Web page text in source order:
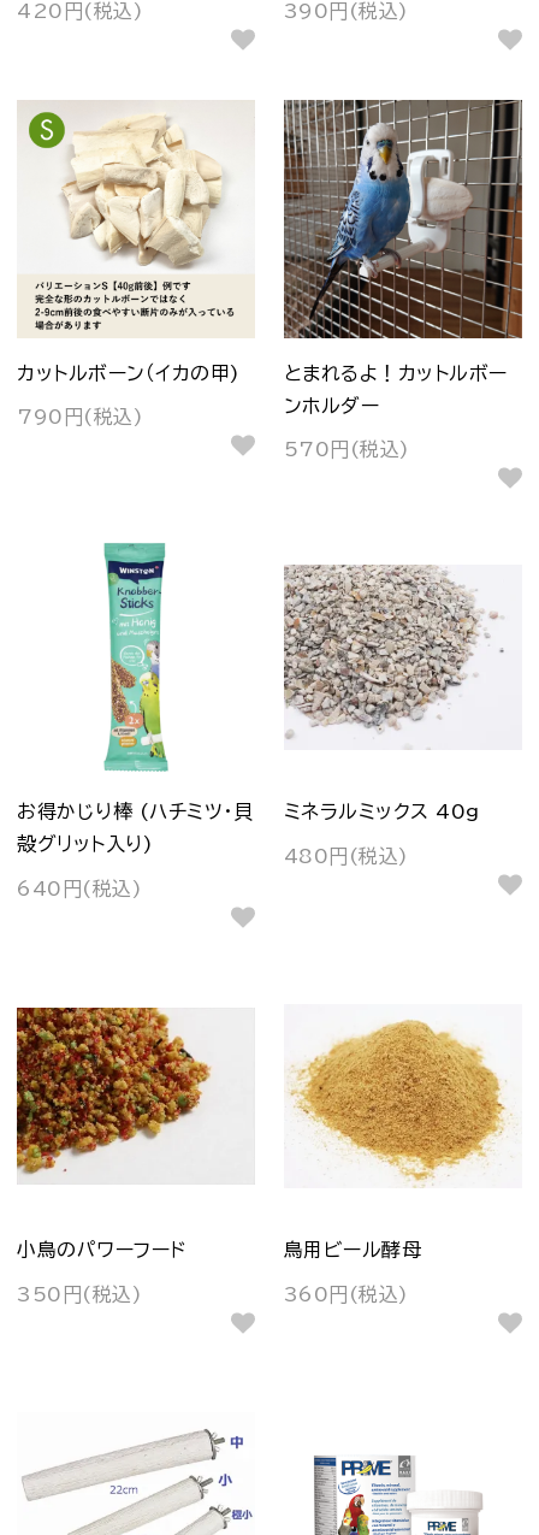
420円(税込) 390円(税込)
カットルボーン（イカの甲)
790円(税込)
とまれるよ！カットルボー
ンホルダー
570円(税込)
お得かじり棒 (ハチミツ・貝
殻グリット入り)
640円(税込)
ミネラルミックス 40g
480円(税込)
小鳥のパワーフード
350円(税込)
鳥用ビール酵母
360円(税込)